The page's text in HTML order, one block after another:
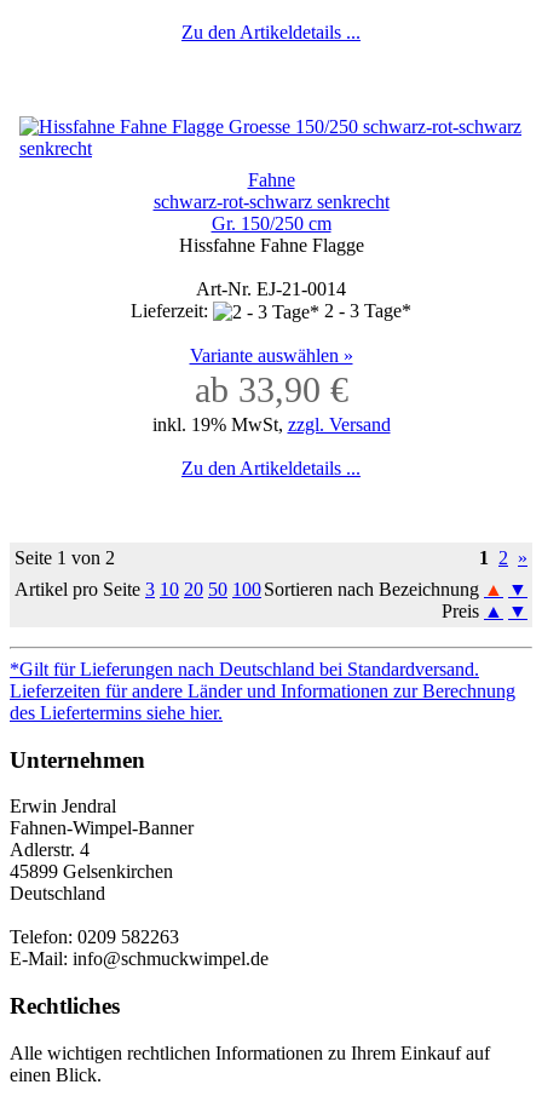
Zu den Artikeldetails ...
Fahne
schwarz-rot-schwarz senkrecht
Gr. 150/250 cm
Hissfahne Fahne Flagge
Art-Nr. EJ-21-0014
Lieferzeit:
2 - 3 Tage*
Variante auswählen »
ab 33,90 €
inkl. 19% MwSt, zzgl. Versand
Zu den Artikeldetails ...
Seite 1 von 2 1 2 »
Artikel pro Seite 3 10 20 50 100Sortieren nach Bezeichnung ▲
▼
Preis ▲ ▼
*Gilt für Lieferungen nach Deutschland bei Standardversand.
Lieferzeiten für andere Länder und Informationen zur Berechnung
des Liefertermins siehe hier.
Unternehmen
Erwin Jendral
Fahnen-Wimpel-Banner
Adlerstr. 4
45899 Gelsenkirchen
Deutschland
Telefon: 0209 582263
E-Mail: info@schmuckwimpel.de
Rechtliches
Alle wichtigen rechtlichen Informationen zu Ihrem Einkauf auf
einen Blick.